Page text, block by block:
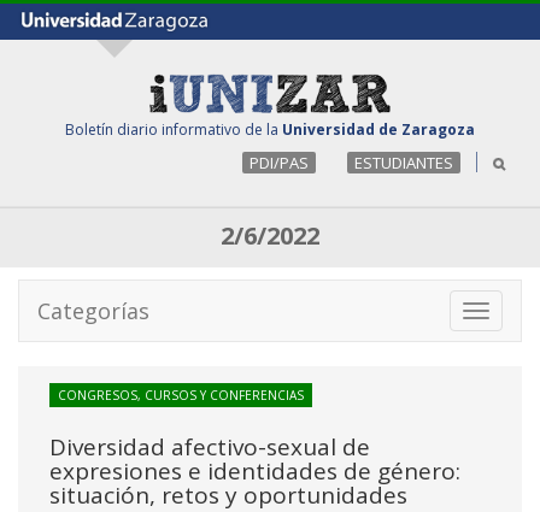
Boletín diario informativo de la Universidad de Zaragoza
PDI/PAS ESTUDIANTES
2/6/2022
Toggle
Categorías
CONGRESOS, CURSOS Y CONFERENCIAS
Diversidad afectivo-sexual de
expresiones e identidades de género:
situación, retos y oportunidades